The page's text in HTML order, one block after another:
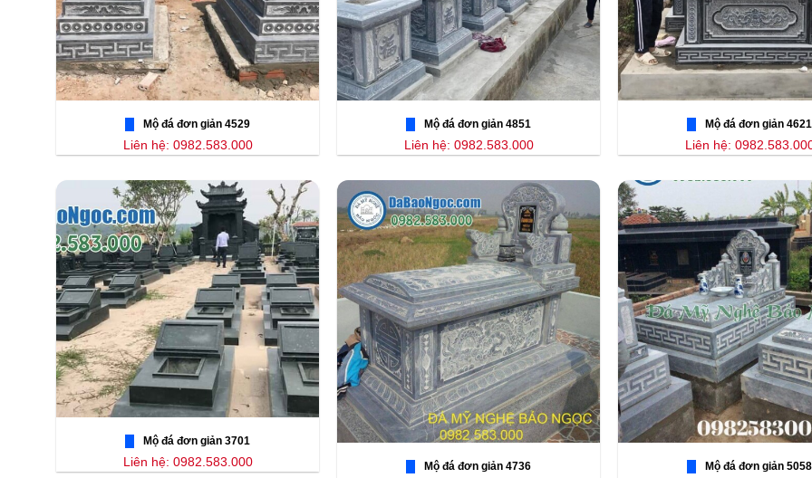
Mộ đá đơn giản 4529
Liên hệ: 0982.583.000
Mộ đá đơn giản 4851
Liên hệ: 0982.583.000
Mộ đá đơn giản 4621
Liên hệ:
Mộ đá đơn giản 3701
Liên hệ: 0982.583.000 Mộ đá đơn giản 4736 Mộ đá đơn giản 5058